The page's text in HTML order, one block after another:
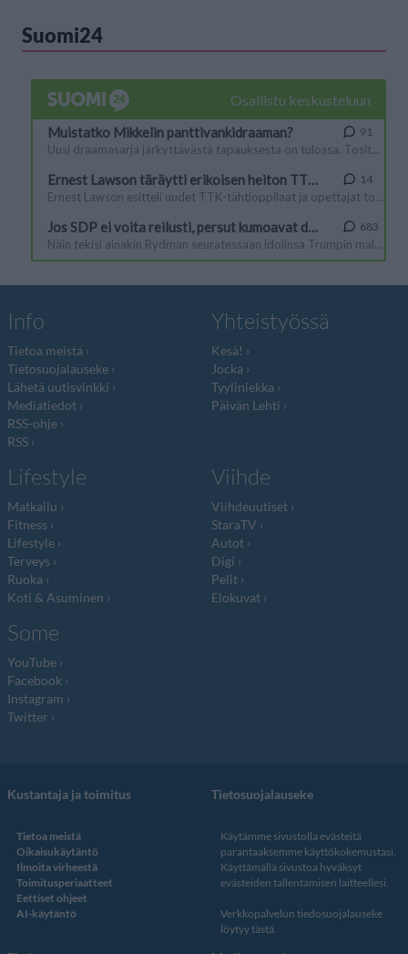
Suomi24
Info
Tietoa meistä
Tietosuojalauseke
Lähetä uutisvinkki
Mediatiedot
RSS-ohje
RSS
Yhteistyössä
Kesä!
Jocka
Tyyliniekka
Päivän Lehti
Lifestyle
Matkailu
Fitness
Lifestyle
Terveys
Ruoka
Koti & Asuminen
Viihde
Viihdeuutiset
StaraTV
Autot
Digi
Pelit
Elokuvat
Some
YouTube
Facebook
Instagram
Twitter
Kustantaja ja toimitus
Tietoa meistä
Oikaisukäytäntö
Ilmoita virheestä
Toimitusperiaatteet
Eettiset ohjeet
AI-käytäntö
Tietosuojalauseke
Käytämme sivustolla evästeitä
parantaaksemme käyttökokemustasi.
Käyttämällä sivustoa hyväksyt
evästeiden tallentamisen laitteellesi.
Verkkopalvelun tiedosuojalauseke
löytyy tästä.